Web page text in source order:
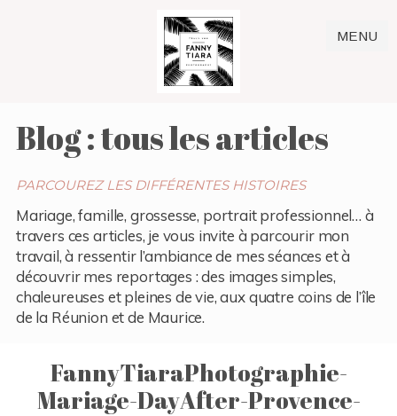
MENU
Blog : tous les articles
PARCOUREZ LES DIFFÉRENTES HISTOIRES
Mariage, famille, grossesse, portrait professionnel… à
travers ces articles, je vous invite à parcourir mon
travail, à ressentir l’ambiance de mes séances et à
découvrir mes reportages : des images simples,
chaleureuses et pleines de vie, aux quatre coins de l’île
de la Réunion et de Maurice.
FannyTiaraPhotographie-
Mariage-DayAfter-Provence-